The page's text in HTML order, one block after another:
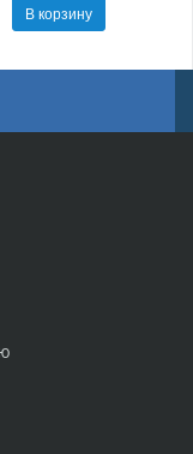
В корзину